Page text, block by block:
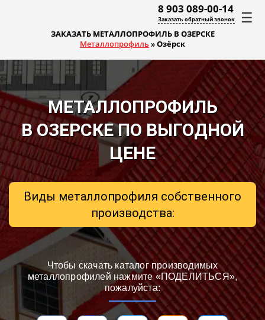
ЗАКАЗАТЬ МЕТАЛЛОПРОФИЛЬ В ОЗЕРСКЕ
Металлопрофиль»Озёрск
8 903 089-00-14
Заказать обратный звонок ☰
МЕТАЛЛОПРОФИЛЬ
В ОЗЕРСКЕ ПО ВЫГОДНОЙ
ЦЕНЕ
Виды металлопрофиля собственного
производства:
Чтобы скачать каталог производимых
металлопрофилей нажмите «ПОДЕЛИТЬСЯ»,
пожалуйста: